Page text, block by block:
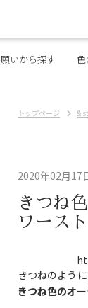
願いから探す 色
トップページ &
2020年02月17
きつね
ワース
きつねのよう
きつね色のオ